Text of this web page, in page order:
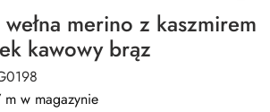
merino z kaszmirem
kawowy brąz
m w magazynie